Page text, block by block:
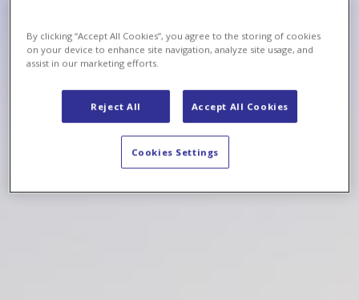
By clicking “Accept All Cookies”, you agree to the storing of cookies
on your device to enhance site navigation, analyze site usage, and
assist in our marketing efforts.
Reject All Accept All Cookies
Cookies Settings